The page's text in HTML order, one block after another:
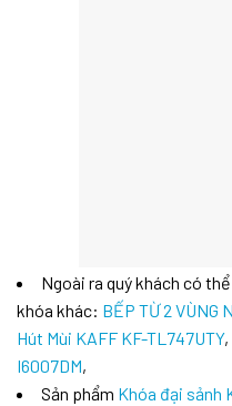
Ngoài ra quý khách có
khóa khác: BẾP TỪ 2 VÙNG
Hút Mùi KAFF KF-TL747UTY,
I6007DM,
Sản phẩm Khóa đại sảnh